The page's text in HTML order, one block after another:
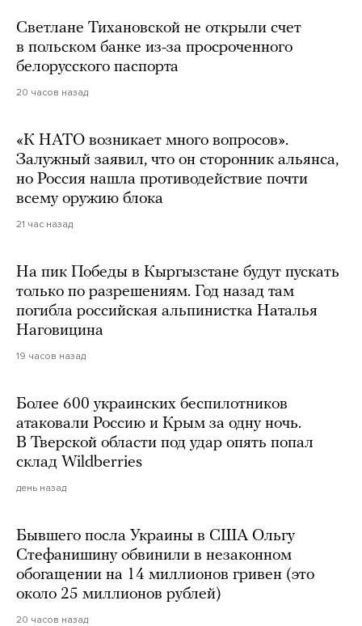
Светлане Тихановской не открыли счет
в польском банке из-за просроченного
белорусского паспорта
20 часов назад
«К НАТО возникает много вопросов».
Залужный заявил, что он сторонник альянса,
но Россия нашла противодействие почти
всему оружию блока
21 час назад
На пик Победы в Кыргызстане будут пускать
только по разрешениям. Год назад там
погибла российская альпинистка Наталья
Наговицина
19 часов назад
Более 600 украинских беспилотников
атаковали Россию и Крым за одну ночь.
В Тверской области под удар опять попал
склад Wildberries
день назад
Бывшего посла Украины в США Ольгу
Стефанишину обвинили в незаконном
обогащении на 14 миллионов гривен (это
около 25 миллионов рублей)
20 часов назад